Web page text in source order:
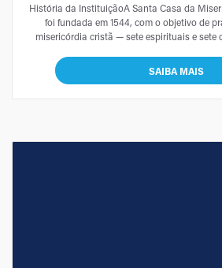
História da InstituiçãoA Santa Casa da
foi fundada em 1544, com o objetivo de
misericórdia cristã — sete espirituais e sete
SAIBA MAIS